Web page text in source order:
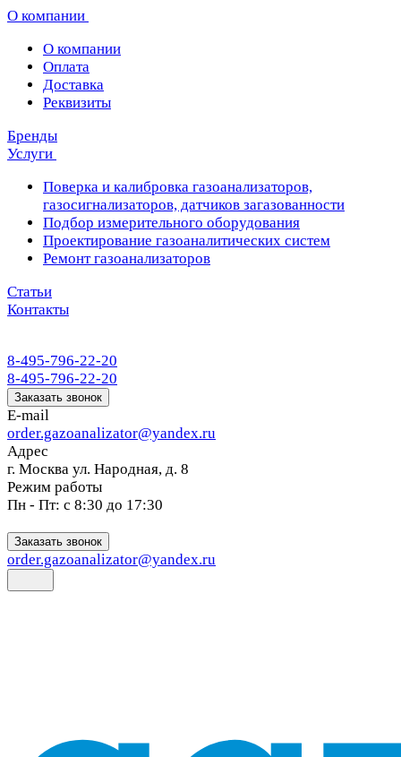
О компании
О компании
Оплата
Доставка
Реквизиты
Бренды
Услуги
Поверка и калибровка газоанализаторов,
газосигнализаторов, датчиков загазованности
Подбор измерительного оборудования
Проектирование газоаналитических систем
Ремонт газоанализаторов
Статьи
Контакты
8-495-796-22-20
8-495-796-22-20
Заказать звонок
E-mail
order.gazoanalizator@yandex.ru
Адрес
г. Москва ул. Народная, д. 8
Режим работы
Пн - Пт: с 8:30 до 17:30
Заказать звонок
order.gazoanalizator@yandex.ru